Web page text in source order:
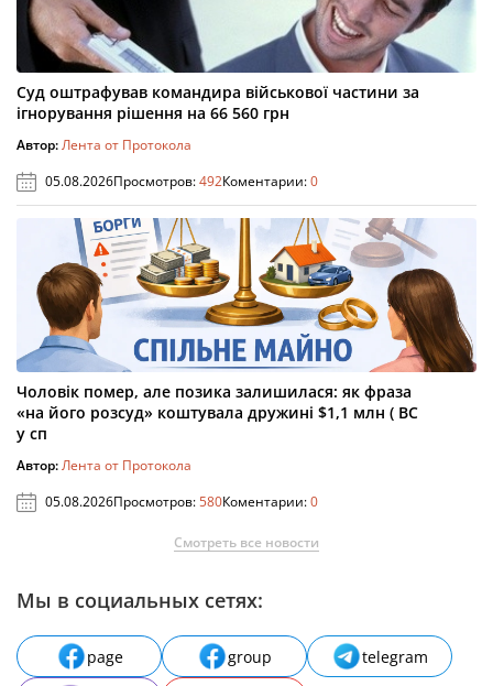
Суд оштрафував командира військової частини за
ігнорування рішення на 66 560 грн
Автор:Лента от Протокола
05.08.2026Просмотров:492Коментарии:0
Чоловік помер, але позика залишилася: як фраза
«на його розсуд» коштувала дружині $1,1 млн ( ВС
у сп
Автор:Лента от Протокола
05.08.2026Просмотров:580Коментарии:0
Смотреть все новости
Мы в социальных сетях:
page group
telegram